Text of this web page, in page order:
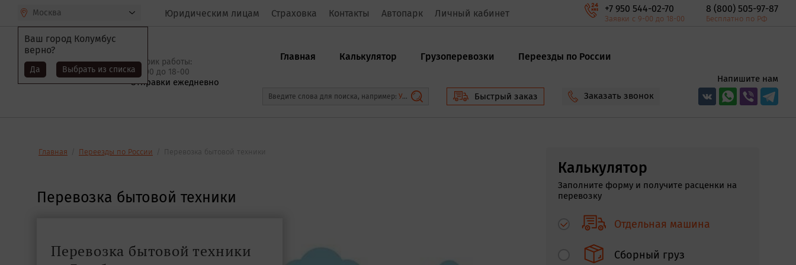
Москва
Ваш город Колумбус
верно?
Да Выбрать из списка
Юридическим лицам Страховка Контакты Автопарк Личный кабинет +7 950 544-02-70
Заявки с 9-00 до 18-00
8 (800) 505-97-87
Бесплатно по РФ
График работы:
c 9-00 до 18-00
Отправки ежедневно
Главная Калькулятор Грузоперевозки Переезды по России
Введите слова для поиска, например:Упаковщики Быстрый заказ Заказать звонок
Напишите нам
Главная Переезды по России Перевозка бытовой техники
Перевозка бытовой техники
Перевозка бытовой техники
Калькулятор
Заполните форму и получите расценки на
перевозку
Отдельная машина
Сборный груз